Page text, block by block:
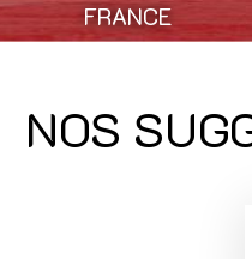
FRANCE
NOS